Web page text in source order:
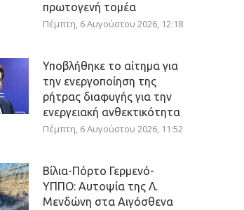
πρωτογενή τομέα
Πέμπτη, 6 Αυγούστου 2026, 12:18
Υποβλήθηκε το αίτημα για
την ενεργοποίηση της
ρήτρας διαφυγής για την
ενεργειακή ανθεκτικότητα
Πέμπτη, 6 Αυγούστου 2026, 11:52
Βίλια-Πόρτο Γερμενό-
ΥΠΠΟ: Αυτοψία της Λ.
Μενδώνη στα Αιγόσθενα